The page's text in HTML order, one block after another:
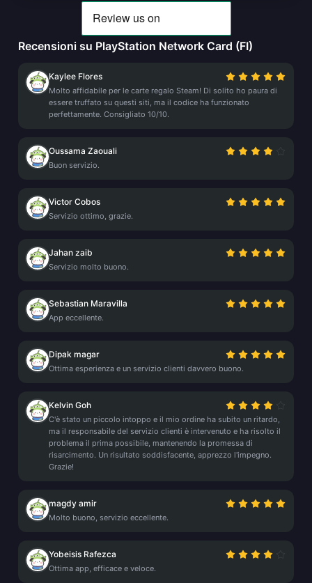
Recensioni su PlayStation Network Card (FI)
Kaylee Flores
Molto affidabile per le carte regalo Steam! Di solito ho paura di
essere truffato su questi siti, ma il codice ha funzionato
perfettamente. Consigliato 10/10.
Oussama Zaouali
Buon servizio.
Victor Cobos
Servizio ottimo, grazie.
Jahan zaib
Servizio molto buono.
Sebastian Maravilla
App eccellente.
Dipak magar
Ottima esperienza e un servizio clienti davvero buono.
Kelvin Goh
C'è stato un piccolo intoppo e il mio ordine ha subito un ritardo,
ma il responsabile del servizio clienti è intervenuto e ha risolto il
problema il prima possibile, mantenendo la promessa di
risarcimento. Un risultato soddisfacente, apprezzo l'impegno.
Grazie!
magdy amir
Molto buono, servizio eccellente.
Yobeisis Rafezca
Ottima app, efficace e veloce.